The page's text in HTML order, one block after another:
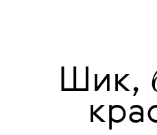
Шик,